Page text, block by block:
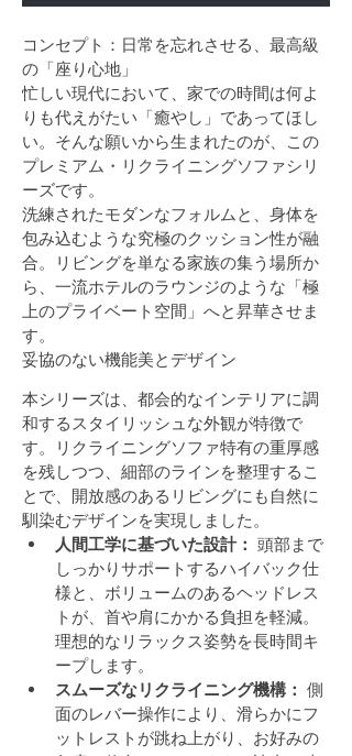
コンセプト：日常を忘れさせる、最高級
の「座り心地」
忙しい現代において、家での時間は何よ
りも代えがたい「癒やし」であってほし
い。そんな願いから生まれたのが、この
プレミアム・リクライニングソファシリ
ーズです。
洗練されたモダンなフォルムと、身体を
包み込むような究極のクッション性が融
合。リビングを単なる家族の集う場所か
ら、一流ホテルのラウンジのような「極
上のプライベート空間」へと昇華させま
す。
妥協のない機能美とデザイン
本シリーズは、都会的なインテリアに調
和するスタイリッシュな外観が特徴で
す。リクライニングソファ特有の重厚感
を残しつつ、細部のラインを整理するこ
とで、開放感のあるリビングにも自然に
馴染むデザインを実現しました。
人間工学に基づいた設計： 頭部まで
しっかりサポートするハイバック仕
様と、ボリュームのあるヘッドレス
トが、首や肩にかかる負担を軽減。
理想的なリラックス姿勢を長時間キ
ープします。
スムーズなリクライニング機構： 側
面のレバー操作により、滑らかにフ
ットレストが跳ね上がり、お好みの